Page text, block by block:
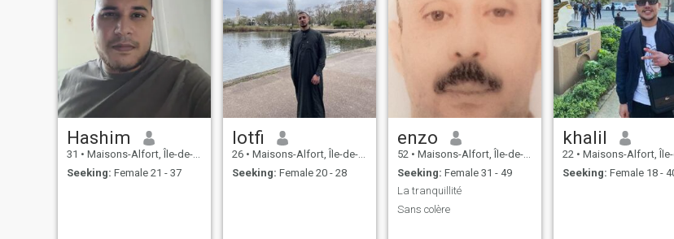
Hashim
31 • Maisons-Alfort, Île-de-France, France
Seeking: Female 21 - 37
lotfi
26 • Maisons-Alfort, Île-de-France, France
Seeking: Female 20 - 28
enzo
52 • Maisons-Alfort, Île-de-France, France
Seeking: Female 31 - 49
La tranquillité
Sans colère
khalil
22 • Maisons-Alfort, Île-de-France,
Seeking: Female 18 -